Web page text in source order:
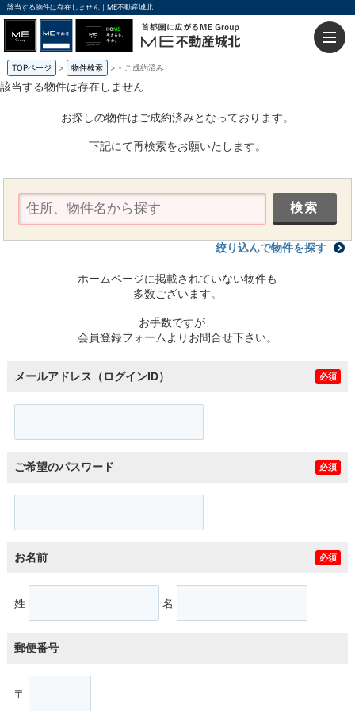
該当する物件は存在しません｜ME不動産城北
TOPページ 物件検索 - ご成約済み
該当する物件は存在しません
お探しの物件はご成約済みとなっております。
下記にて再検索をお願いたします。
絞り込んで物件を探す
ホームページに掲載されていない物件も
多数ございます。
お手数ですが、
会員登録フォームよりお問合せ下さい。
メールアドレス（ログインID） 必須
ご希望のパスワード 必須
お名前 必須
姓 名
郵便番号
〒